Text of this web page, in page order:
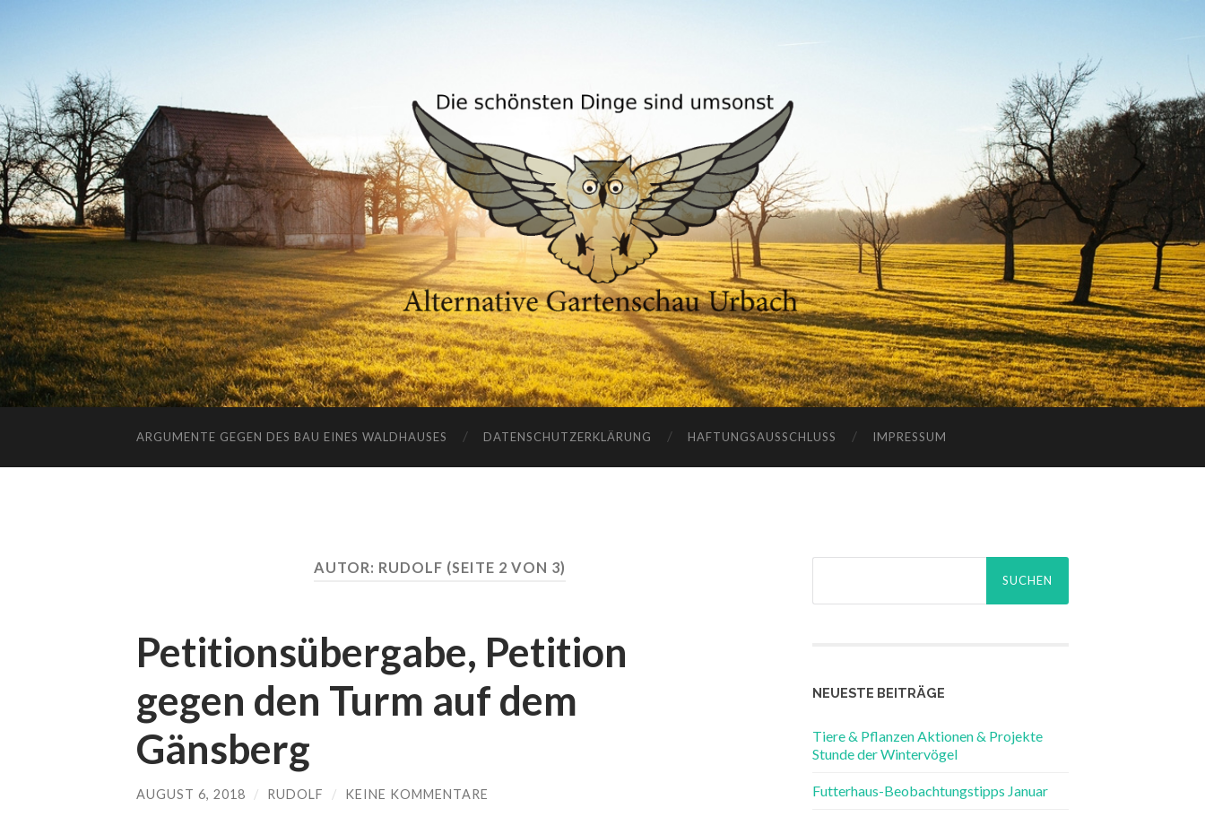
Alternative
Gartenschau
Urbach
AGU
ARGUMENTE GEGEN DES BAU EINES WALDHAUSES DATENSCHUTZERKLÄRUNG HAFTUNGSAUSSCHLUSS IMPRESSUM
AUTOR: RUDOLF (SEITE 2 VON 3)
Petitionsübergabe, Petition
gegen den Turm auf dem
Gänsberg
AUGUST 6, 2018 / RUDOLF / KEINE KOMMENTARE
NEUESTE BEITRÄGE
Tiere & Pflanzen Aktionen & Projekte
Stunde der Wintervögel
Futterhaus-Beobachtungstipps Januar